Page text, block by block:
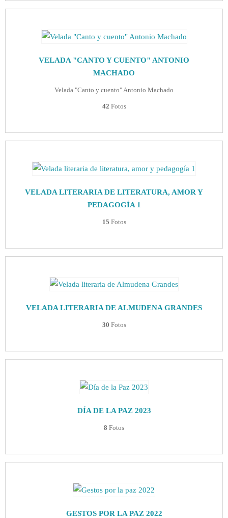
VELADA "CANTO Y CUENTO" ANTONIO
MACHADO
Velada "Canto y cuento" Antonio Machado
42 Fotos
VELADA LITERARIA DE LITERATURA, AMOR Y
PEDAGOGÍA 1
15 Fotos
VELADA LITERARIA DE ALMUDENA GRANDES
30 Fotos
DÍA DE LA PAZ 2023
8 Fotos
GESTOS POR LA PAZ 2022